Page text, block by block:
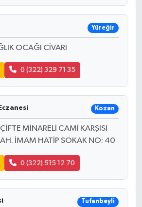
Yüreğir
OCAĞI CİVARI
0 (322) 329 71 35
Kozan
MİNARELİ CAMİ KARŞISI
İMAM HATİP SOKAK NO: 40
0 (322) 515 12 70
Tufanbeyli